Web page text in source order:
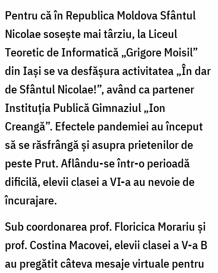
copiii
din
Moldova
Pentru că în Republica Moldova Sfântul
Nicolae sosește mai târziu, la Liceul
Teoretic de Informatică „Grigore Moisil”
din Iași se va desfășura activitatea „În dar
de Sfântul Nicolae!”, având ca partener
Instituția Publică Gimnaziul „Ion
Creangă”. Efectele pandemiei au început
să se răsfrângă și asupra prietenilor de
peste Prut. Aflându-se într-o perioadă
dificilă, elevii clasei a VI-a au nevoie de
încurajare.
Sub coordonarea prof. Floricica Morariu și
prof. Costina Macovei, elevii clasei a V-a B
au pregătit câteva mesaje virtuale pentru